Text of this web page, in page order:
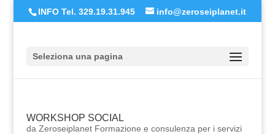
INFO Tel. 329.19.31.945 info@zeroseiplanet.it
Seleziona una pagina
WORKSHOP SOCIAL
da Zeroseiplanet Formazione e consulenza per i servizi